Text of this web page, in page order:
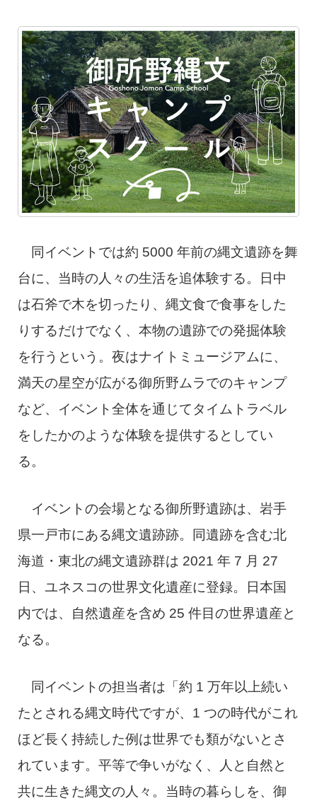
同イベントでは約 5000 年前の縄文遺跡を舞
台に、当時の人々の生活を追体験する。日中
は石斧で木を切ったり、縄文食で食事をした
りするだけでなく、本物の遺跡での発掘体験
を行うという。夜はナイトミュージアムに、
満天の星空が広がる御所野ムラでのキャンプ
など、イベント全体を通じてタイムトラベル
をしたかのような体験を提供するとしてい
る。
イベントの会場となる御所野遺跡は、岩手
県一戸市にある縄文遺跡跡。同遺跡を含む北
海道・東北の縄文遺跡群は 2021 年 7 月 27
日、ユネスコの世界文化遺産に登録。日本国
内では、自然遺産を含め 25 件目の世界遺産と
なる。
同イベントの担当者は「約 1 万年以上続い
たとされる縄文時代ですが、1 つの時代がこれ
ほど長く持続した例は世界でも類がないとさ
れています。平等で争いがなく、人と自然と
共に生きた縄文の人々。当時の暮らしを、御